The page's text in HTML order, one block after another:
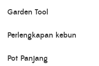
Garden Tool
Perlengkapan kebun
Pot Panjang